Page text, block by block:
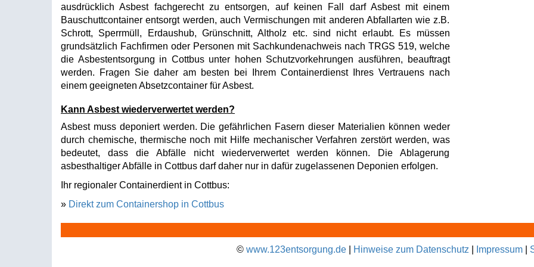
ausdrücklich Asbest fachgerecht zu entsorgen, auf keinen Fall darf Asbest mit einem
Bauschuttcontainer entsorgt werden, auch Vermischungen mit anderen Abfallarten wie z.B.
Schrott, Sperrmüll, Erdaushub, Grünschnitt, Altholz etc. sind nicht erlaubt. Es müssen
grundsätzlich Fachfirmen oder Personen mit Sachkundenachweis nach TRGS 519, welche
die Asbestentsorgung in Cottbus unter hohen Schutzvorkehrungen ausführen, beauftragt
werden. Fragen Sie daher am besten bei Ihrem Containerdienst Ihres Vertrauens nach
einem geeigneten Absetzcontainer für Asbest.
Kann Asbest wiederverwertet werden?
Asbest muss deponiert werden. Die gefährlichen Fasern dieser Materialien können weder
durch chemische, thermische noch mit Hilfe mechanischer Verfahren zerstört werden, was
bedeutet, dass die Abfälle nicht wiederverwertet werden können. Die Ablagerung
asbesthaltiger Abfälle in Cottbus darf daher nur in dafür zugelassenen Deponien erfolgen.
Ihr regionaler Containerdient in Cottbus:
» Direkt zum Containershop in Cottbus
© www.123entsorgung.de| Hinweise zum Datenschutz Impressum|